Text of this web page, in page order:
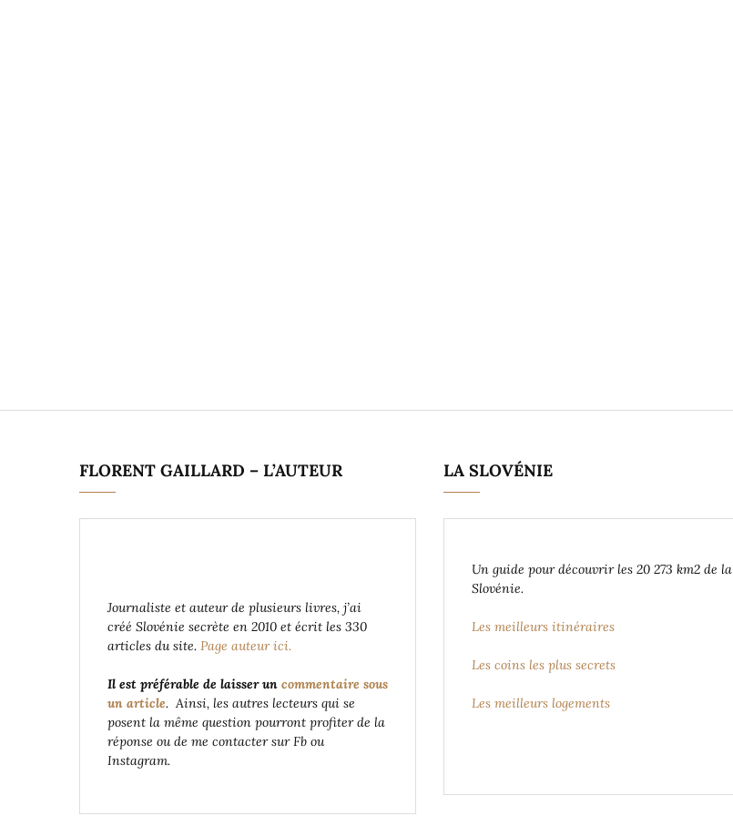
FLORENT GAILLARD – L’AUTEUR
Journaliste et auteur de plusieurs livres, j’ai
créé Slovénie secrète en 2010 et écrit les 330
articles du site. Page auteur ici.
Il est préférable de laisser un commentaire sous
un article. Ainsi, les autres lecteurs qui se
posent la même question pourront profiter de la
réponse ou de me contacter sur Fb ou
Instagram.
LA SLOVÉNIE
Un guide pour découvrir les 20 273 km2 de la
Slovénie.
Les meilleurs itinéraires
Les coins les plus secrets
Les meilleurs logements